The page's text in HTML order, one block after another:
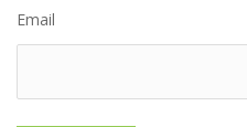
Email